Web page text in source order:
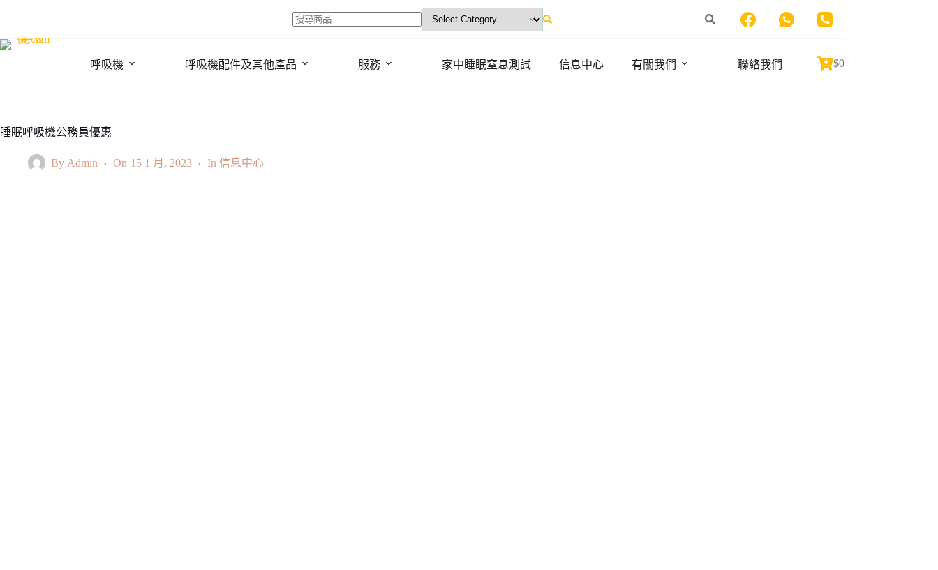
呼吸機
呼吸機配件及其他產品 服務 家中睡眠窒息測試 信息中心 有關我們 聯絡我們
Shopping
$0
睡眠呼吸機公務員優惠
By Admin On 15 1 月, 2023 In 信息中心